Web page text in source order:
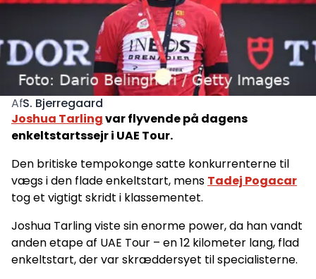
AfS. Bjerregaard
Joshua Tarlingvar flyvende på dagens
enkeltstartssejr i UAE Tour.
Den britiske tempokonge satte konkurrenterne til
vægs i den flade enkeltstart, mens Tadej Pogacar
tog et vigtigt skridt i klassementet.
Joshua Tarling viste sin enorme power, da han vandt
anden etape af UAE Tour – en 12 kilometer lang, flad
enkeltstart, der var skræddersyet til specialisterne.